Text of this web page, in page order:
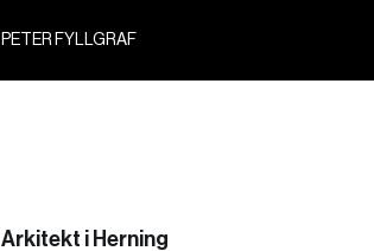
PETER FYLLGRAF
Arkitekt i Herning